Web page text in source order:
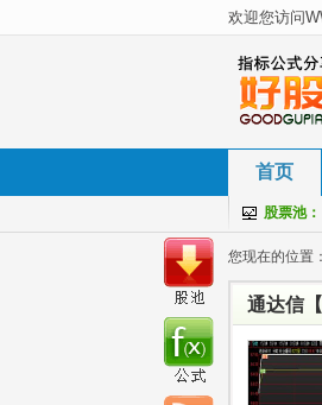
首页
股票池：
您现在的位置：
通达信